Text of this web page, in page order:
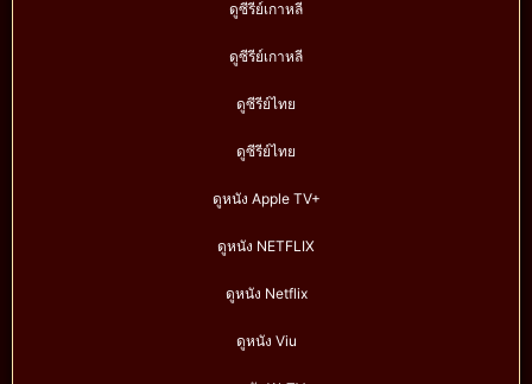
ดูซีรีย์เกาหลี
ดูซีรีย์เกาหลี
ดูซีรีย์ไทย
ดูซีรีย์ไทย
ดูหนัง Apple TV+
ดูหนัง NETFLIX
ดูหนัง Netflix
ดูหนัง Viu